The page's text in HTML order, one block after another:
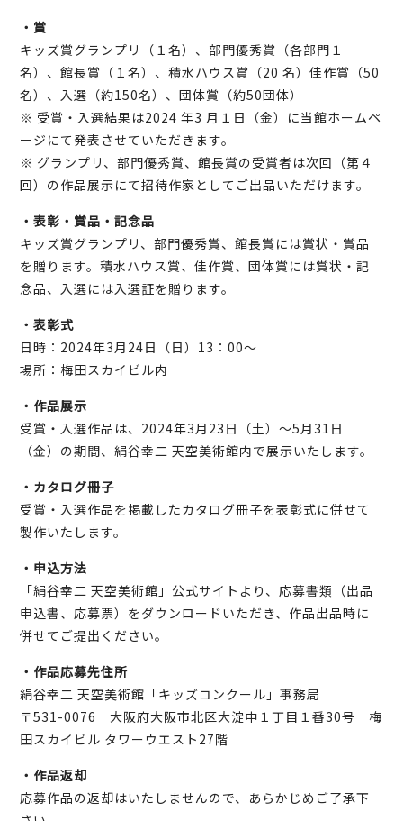
・賞
キッズ賞グランプリ（１名）、部門優秀賞（各部門１
名）、館長賞（１名）、積水ハウス賞（20 名）佳作賞（50
名）、入選（約150名）、団体賞（約50団体）
※ 受賞・入選結果は2024 年3 月１日（金）に当館ホームペ
ージにて発表させていただきます。
※ グランプリ、部門優秀賞、館長賞の受賞者は次回（第４
回）の作品展示にて招待作家としてご出品いただけます。
・表彰・賞品・記念品
キッズ賞グランプリ、部門優秀賞、館長賞には賞状・賞品
を贈ります。積水ハウス賞、佳作賞、団体賞には賞状・記
念品、入選には入選証を贈ります。
・表彰式
日時：2024年3月24日（日）13：00～
場所：梅田スカイビル内
・作品展示
受賞・入選作品は、2024年3月23日（土）～5月31日
（金）の期間、絹谷幸二 天空美術館内で展示いたします。
・カタログ冊子
受賞・入選作品を掲載したカタログ冊子を表彰式に併せて
製作いたします。
・申込方法
「絹谷幸二 天空美術館」公式サイトより、応募書類（出品
申込書、応募票）をダウンロードいただき、作品出品時に
併せてご提出ください。
・作品応募先住所
絹谷幸二 天空美術館「キッズコンクール」事務局
〒531-0076 大阪府大阪市北区大淀中１丁目１番30号 梅
田スカイビル タワーウエスト27階
・作品返却
応募作品の返却はいたしませんので、あらかじめご了承下